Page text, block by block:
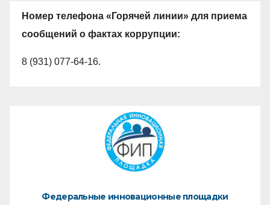
Номер телефона «Горячей линии» для приема
сообщений о фактах коррупции:
8 (931) 077-64-16.
Федеральные инновационные площадки